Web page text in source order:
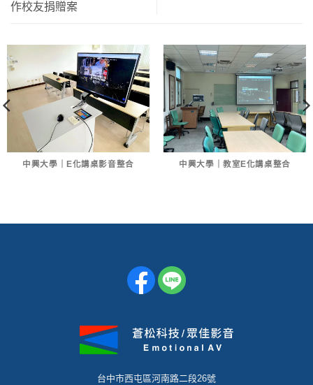
作校友捐贈案
中興大學｜E化講桌影音整合 中興大學｜教室E化講桌整合
台中市西屯區河南路二段26號